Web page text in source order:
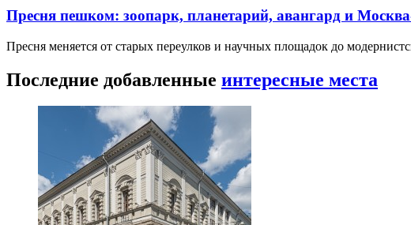
Пресня пешком: зоопарк, планетарий, авангард и
Пресня меняется от старых переулков и научных площадок до
Последние добавленные интересные места